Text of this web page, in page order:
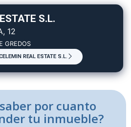
S.L.
12
GREDOS
REAL ESTATE S.L.
por cuanto
tu inmueble?